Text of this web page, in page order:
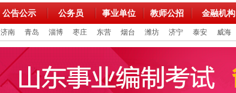
公告公示 公务员 事业单位 教师公招 金融机构
济南 青岛 淄博 枣庄 东营 烟台 潍坊 济宁 泰安 威海